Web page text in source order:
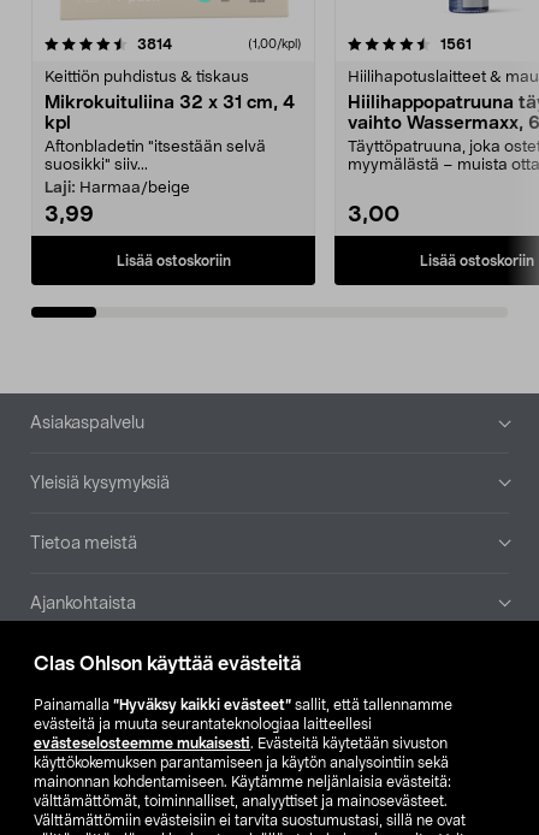
Clas Ohlson käyttää evästeitä
Painamalla ”Hyväksy kaikki evästeet” sallit, että tallennamme
evästeitä ja muuta seurantateknologiaa laitteellesi
evästeselosteemme mukaisesti. Evästeitä käytetään sivuston
käyttökokemuksen parantamiseen ja käytön analysointiin sekä
mainonnan kohdentamiseen. Käytämme neljänlaisia evästeitä:
välttämättömät, toiminnalliset, analyyttiset ja mainosevästeet.
Välttämättömiin evästeisiin ei tarvita suostumustasi, sillä ne ovat
3814arvostelut (1,00/kpl)
Keittiön puhdistus & tiskaus
Mikrokuituliina 32 x 31 cm, 4
kpl
Aftonbladetin "itsestään selvä
suosikki" siiv...
Laji: Harmaa/beige
3,99
Lisää ostoskoriin
4.5viidestä
1561
Hiilihapotuslaitteet &
Hiilihappopatruuna
vaihto Wassermaxx,
Täyttöpatruuna, joka
myymälästä – muista
3,00
Lisää ostoskoriin
4.5viidestä
Alatunniste
Asiakaspalvelu
Yleisiä kysymyksiä
Tietoa meistä
Ajankohtaista
Muut yrityksemme
Etsi myymälä
SE NO FI
FI SV